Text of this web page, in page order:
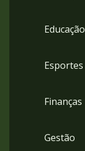
Educação
Esportes
Finanças
Gestão